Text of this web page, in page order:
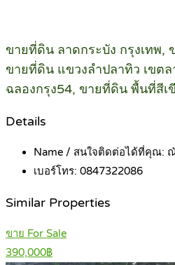
ขายที่ดิน ลาดกระบัง กรุงเทพ,
ขายที่ดิน แขวงลำปลาทิว เขต
ฉลองกรุง54, ขายที่ดิน พื้นที่สีเ
Details
Name / สนใจติดต่อได้ที่คุณ:
เบอร์โทร: 0847322086
Similar Properties
ขาย For Sale
390,000฿